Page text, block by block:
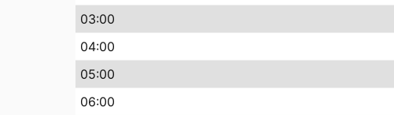
03:00
04:00
05:00
06:00